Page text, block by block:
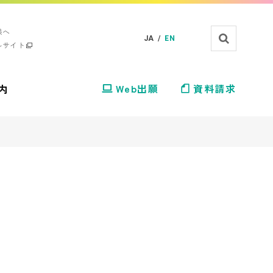
イト
JA / EN
Web出願 資料請求